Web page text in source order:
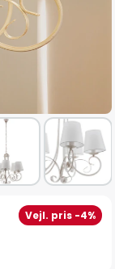
Vejl. pris -4%